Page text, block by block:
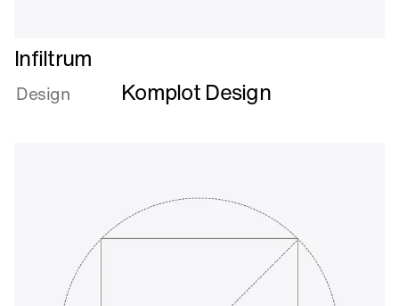
Læs
mere
om
Infiltrum
Design Komplot Design